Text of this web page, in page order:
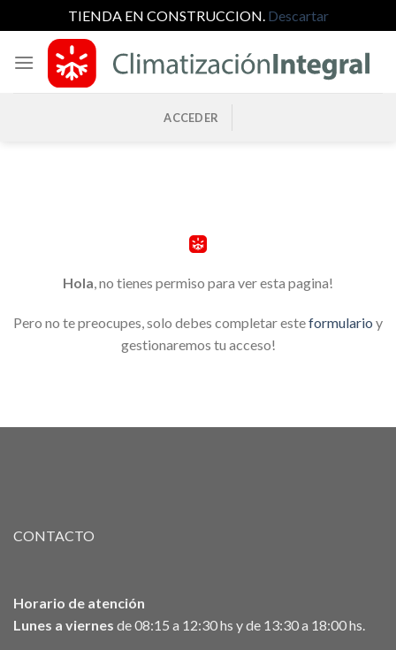
TIENDA EN CONSTRUCCION. Descartar
contenido
ACCEDER
Hola , no tienes permiso para ver esta pagina!
Pero no te preocupes, solo debes completar esteformulario y
gestionaremos tu acceso!
CONTACTO
Horario de atención
Lunes a viernes de 08:15 a 12:30 hs y de 13:30 a 18:00 hs.